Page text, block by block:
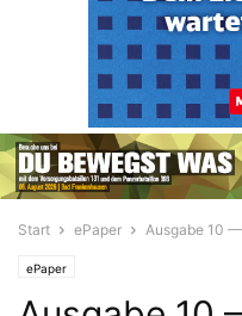
Start ePaper Ausgabe 10
ePaper